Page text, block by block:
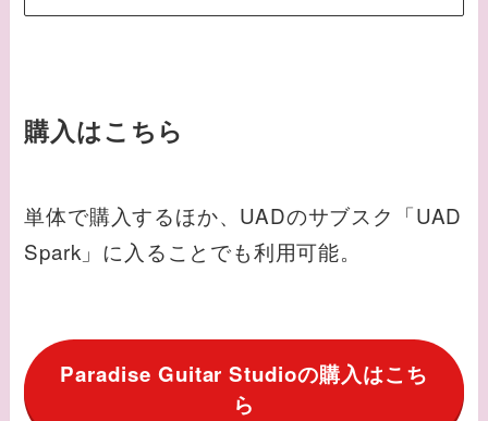
購入はこちら
単体で購入するほか、UADのサブスク「UAD
Spark」に入ることでも利用可能。
Paradise Guitar Studioの購入はこち
ら